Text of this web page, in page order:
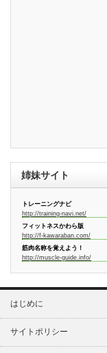
姉妹サイト
トレーニングナビ
http://training-navi.net/
フィットネスかわら版
http://f-kawaraban.com/
筋肉名称を覚えよう！
http://muscle-guide.info/
はじめに
サイトポリシー